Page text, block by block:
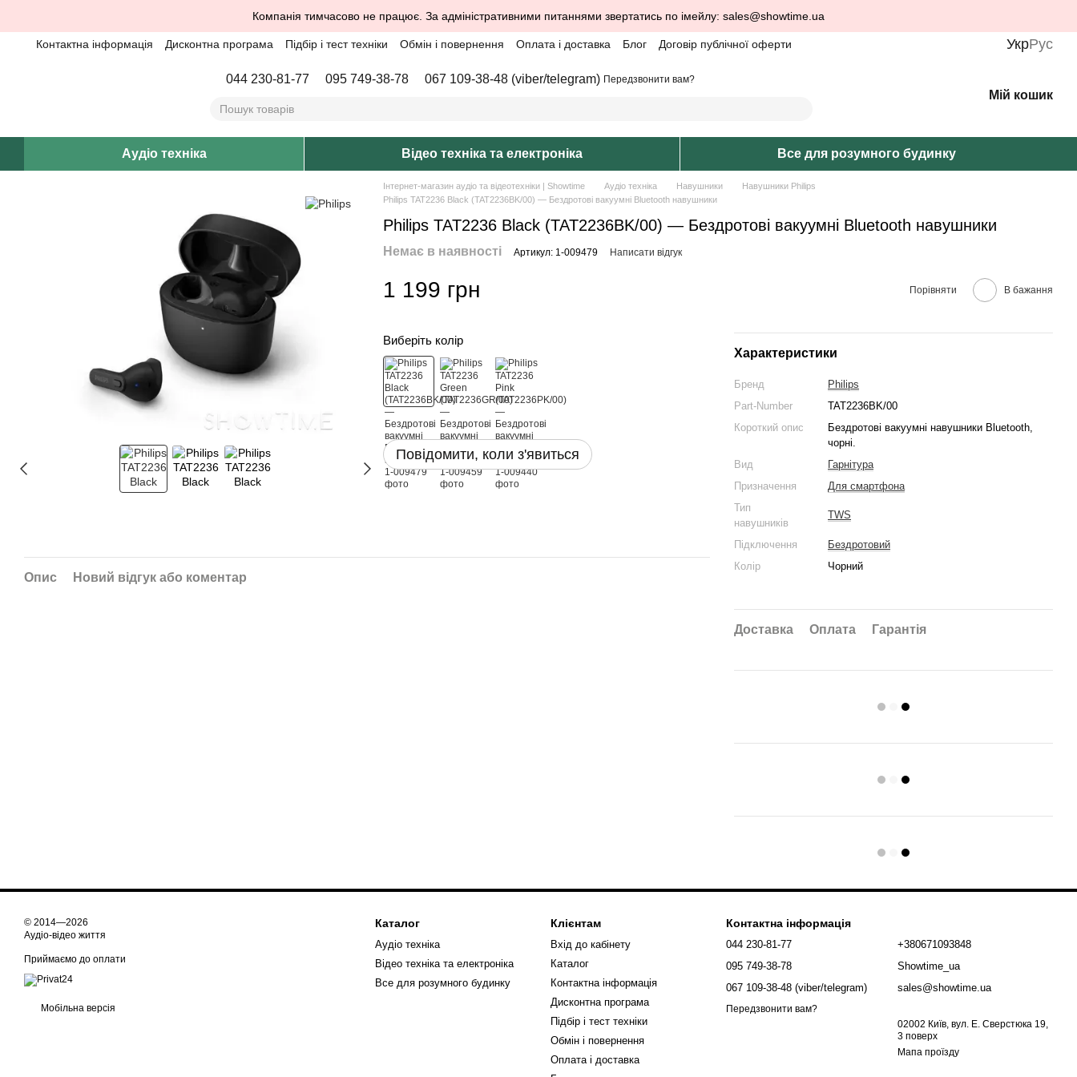
Компанія тимчасово не працює. За адміністративними питаннями звертатись по імейлу: sales@showtime.ua
Контактна інформація Дисконтна програма Підбір і тест техніки Обмін і повернення Оплата і доставка Блог Договір публічної оферти УкрРус
044 230-81-77 095 749-38-78 067 109-38-48 (viber/telegram) Передзвонити вам?
Мій кошик
Аудіо техніка Відео техніка та електроніка Все для розумного будинку
Інтернет-магазин аудіо та відеотехніки | Showtime Аудіо техніка Навушники
Навушники Philips
Philips TAT2236 Black (TAT2236BK/00) — Бездротові вакуумні Bluetooth навушники
Philips TAT2236 Black (TAT2236BK/00) — Бездротові вакуумні Bluetooth навушники
Немає в наявності Артикул: 1-009479 Написати відгук
1 199 грн Порівняти В бажання
Виберіть колір
Повідомити, коли з'явиться
Характеристики
Бренд
Philips
Part-Number
TAT2236BK/00
Короткий опис
Бездротові вакуумні навушники Bluetooth,
чорні.
Вид
Гарнітура
Призначення
Для смартфона
Тип
навушників
TWS
Підключення
Бездротовий
Колір
Чорний
Доставка Оплата Гарантія
Опис Новий відгук або коментар
© 2014—2026
Аудіо-відео життя
Приймаємо до оплати
Мобільна версія
Каталог
Аудіо техніка
Відео техніка та електроніка
Все для розумного будинку
Клієнтам
Вхід до кабінету
Каталог
Контактна інформація
Дисконтна програма
Підбір і тест техніки
Обмін і повернення
Оплата і доставка
Контактна інформація
044 230-81-77
095 749-38-78
067 109-38-48 (viber/telegram)
Передзвонити вам?
+380671093848
Showtime_ua
sales@showtime.ua
02002 Київ, вул. Е. Сверстюка 19,
3 поверх
Мапа проїзду